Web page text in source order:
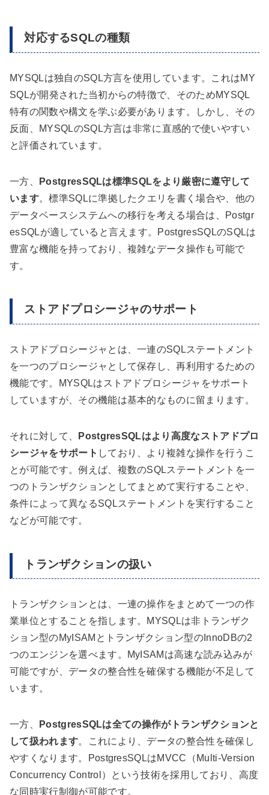
対応するSQLの種類
MYSQLは独自のSQL方言を使用しています。これはMY
SQLが開発された当初からの特徴で、そのためMYSQL
特有の関数や構文を学ぶ必要があります。しかし、その
反面、MYSQLのSQL方言は非常に直感的で使いやすい
と評価されています。
一方、
PostgresSQLは標準SQLをより厳密に遵守して
います。標準SQLに準拠したクエリを書く場合や、他の
データベースシステムへの移行を考える場合は、Postgr
esSQLが適していると言えます。PostgresSQLのSQLは
豊富な機能を持っており、複雑なデータ操作も可能で
す。
ストアドプロシージャのサポート
ストアドプロシージャとは、一連のSQLステートメント
を一つのプロシージャとして保存し、再利用するための
機能です。MYSQLはストアドプロシージャをサポート
していますが、その機能は基本的なものに留まります。
それに対して、
PostgresSQLはより高度なストアドプロ
シージャをサポート しており、より複雑な操作を行うこ
とが可能です。例えば、複数のSQLステートメントを一
つのトランザクションとしてまとめて実行することや、
条件によって異なるSQLステートメントを実行すること
などが可能です。
トランザクションの扱い
トランザクションとは、一連の操作をまとめて一つの作
業単位とすることを指します。MYSQLは非トランザク
ション型のMyISAMとトランザクション型のInnoDBの2
つのエンジンを選べます。MyISAMは高速な読み込みが
可能ですが、データの整合性を確保する機能が不足して
います。
一方、
PostgresSQLは全ての操作がトランザクションと
して扱われます。これにより、データの整合性を確保し
やすくなります。PostgresSQLはMVCC（Multi-Version
Concurrency Control）という技術を採用しており、高度
な同時実行制御が可能です。